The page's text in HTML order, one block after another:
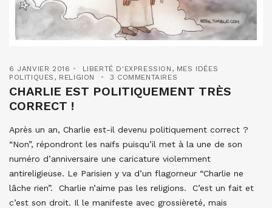
6 JANVIER 2016 LIBERTÉ D'EXPRESSION , MES IDÉES
POLITIQUES , RELIGION 3 COMMENTAIRES
CHARLIE EST POLITIQUEMENT TRÈS
CORRECT !
Après un an, Charlie est-il devenu politiquement correct ?
“Non”, répondront les naïfs puisqu’il met à la une de son
numéro d’anniversaire une caricature violemment
antireligieuse. Le Parisien y va d’un flagorneur “Charlie ne
lâche rien”. Charlie n’aime pas les religions. C’est un fait et
c’est son droit. Il le manifeste avec grossièreté, mais